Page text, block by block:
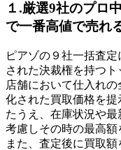
１.厳選9社のプロ
で一番高値で売れ
ピアゾの９社一括査
された決裁権を持つト
店舗において仕入れ
化された買取価格を
たうえ、在庫状況や
考慮しその時の最高額
また、査定後に買取